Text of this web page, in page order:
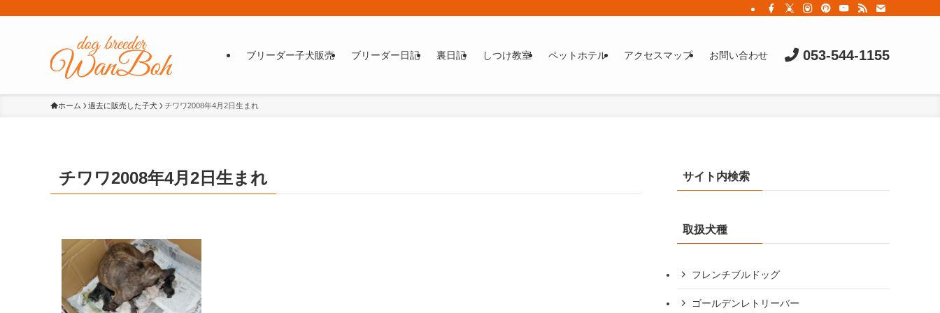
ブリーダー子犬販売 ブリーダー日記 裏日記 しつけ教室 ペットホテル アクセスマップ お問い合わせ 053-544-1155
ホーム 過去に販売した子犬 チワワ2008年4月2日生まれ
チワワ2008年4月2日生まれ サイト内検索
取扱犬種
フレンチブルドッグ
ゴールデンレトリーバー